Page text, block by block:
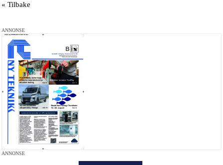
« Tilbake
ANNONSE
ANNONSE